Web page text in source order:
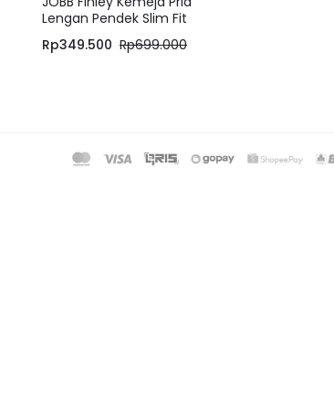
Lengan Pendek Slim Fit
Rp349.500 Rp699.000